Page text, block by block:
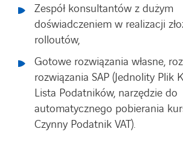
Zespół konsultantów z dużym
doświadczeniem w realizacji
rolloutów,
Gotowe rozwiązania własne,
rozwiązania SAP (Jednolity Plik
Lista Podatników, narzędzie do
automatycznego pobierania
Czynny Podatnik VAT).